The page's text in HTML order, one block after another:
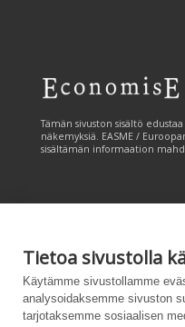
Tietoa sivustolla
Käytämme sivustollamme
analysoidaksemme sivuston
tarjotaksemme sosiaalisen
Tämän sivuston sisältö
näkemyksiä. EASME /
sisältämän informaation
Tämän sivuston tuottamiseen
LIFE-ohjelmasta. Tämän
CANEMURE-hankkeen
vastuussa sivuston sisältämän